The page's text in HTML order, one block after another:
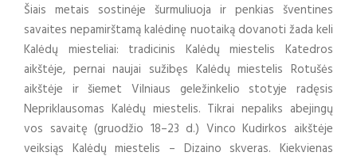
Šiais metais sostinėje šurmuliuoja ir penkias šventines
savaites nepamirštamą kalėdinę nuotaiką dovanoti žada keli
Kalėdų miesteliai: tradicinis Kalėdų miestelis Katedros
aikštėje, pernai naujai sužibęs Kalėdų miestelis Rotušės
aikštėje ir šiemet Vilniaus geležinkelio stotyje radęsis
Nepriklausomas Kalėdų miestelis. Tikrai nepaliks abejingų
vos savaitę (gruodžio 18–23 d.) Vinco Kudirkos aikštėje
veiksiąs Kalėdų miestelis – Dizaino skveras. Kiekvienas